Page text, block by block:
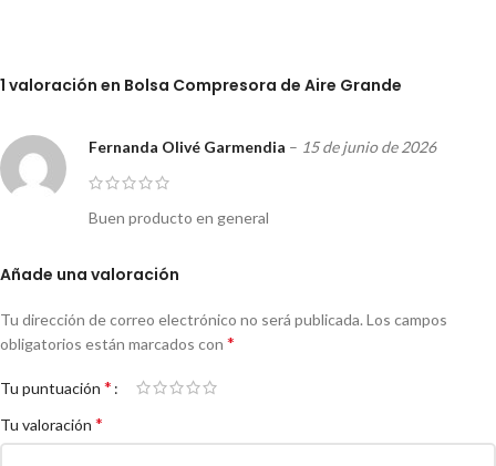
1 valoración en Bolsa Compresora de Aire Grande
Fernanda Olivé Garmendia – 15 de junio de 2026
Buen producto en general
Añade una valoración
Tu dirección de correo electrónico no será publicada. Los campos
obligatorios están marcados con *
Tu puntuación *
Tu valoración *